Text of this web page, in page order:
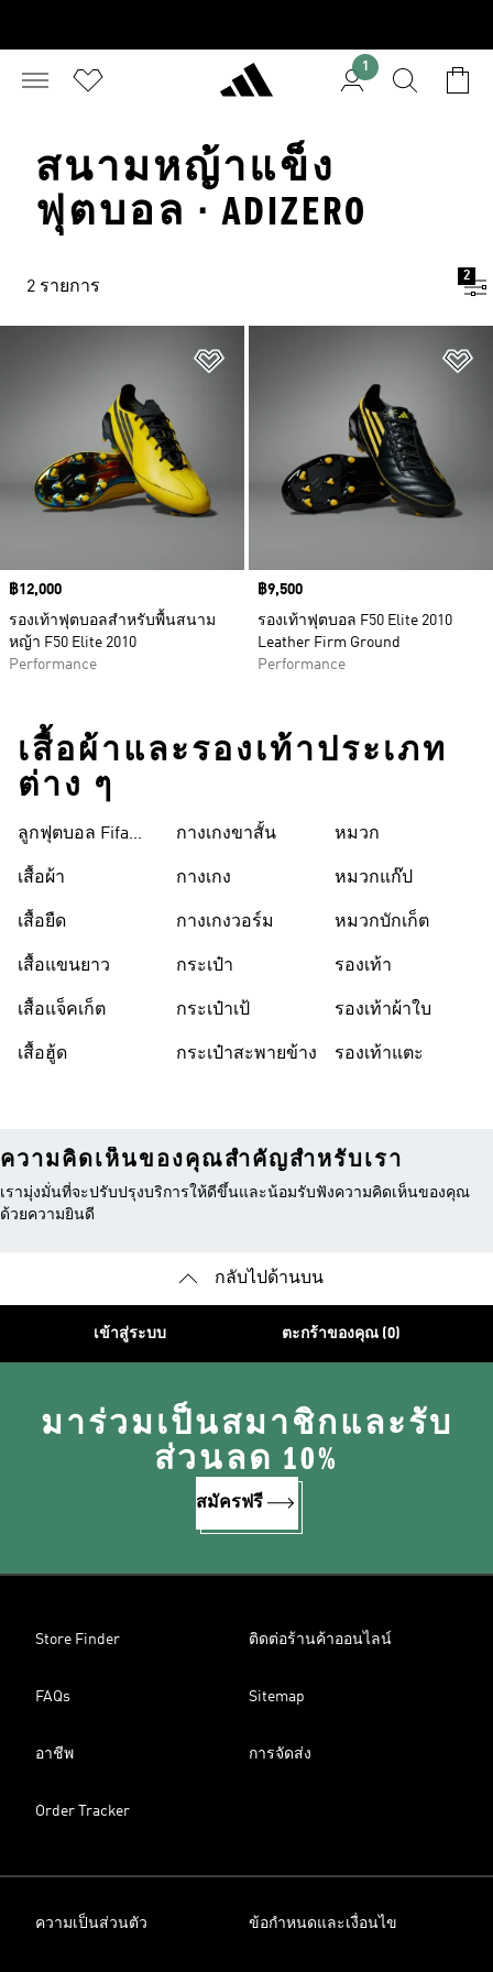
1
สนามหญ้าแข็ง
ฟุตบอล · ADIZERO
2 รายการ
2
Price
฿12,000
รองเท้าฟุตบอลสำหรับพื้นสนาม
หญ้า F50 Elite 2010
Performance
Price
฿9,500
รองเท้าฟุตบอล F50 Elite 2010
Leather Firm Ground
Performance
เสื้อผ้าและรองเท้าประเภท
ต่าง ๆ
ลูกฟุตบอล Fifa
เสื้อผ้า
เสื้อยืด
เสื้อแขนยาว
เสื้อแจ็คเก็ต
เสื้อฮู้ด
กางเกงขาสั้น
กางเกง
กางเกงวอร์ม
กระเป๋า
กระเป๋าเป้
กระเป๋าสะพายข้าง
หมวก
หมวกแก๊ป
หมวกบักเก็ต
รองเท้า
รองเท้าผ้าใบ
รองเท้าแตะ
ความคิดเห็นของคุณสำคัญสำหรับเรา
เรามุ่งมั่นที่จะปรับปรุงบริการให้ดีขึ้นและน้อมรับฟังความคิดเห็นของคุณ
ด้วยความยินดี
กลับไปด้านบน
เข้าสู่ระบบ ตะกร้าของคุณ (0)
มาร่วมเป็นสมาชิกและรับ
ส่วนลด 10%
สมัครฟรี
Store Finder ติดต่อร้านค้าออนไลน์
FAQs Sitemap
อาชีพ การจัดส่ง
Order Tracker
ความเป็นส่วนตัว ข้อกำหนดและเงื่อนไข